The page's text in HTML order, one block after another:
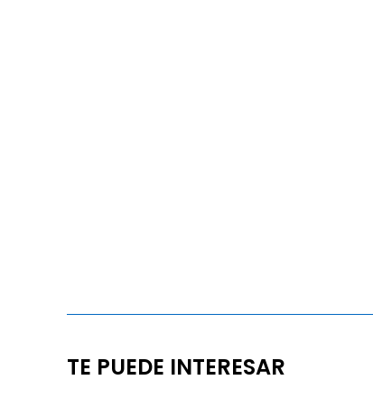
TE PUEDE INTERESAR